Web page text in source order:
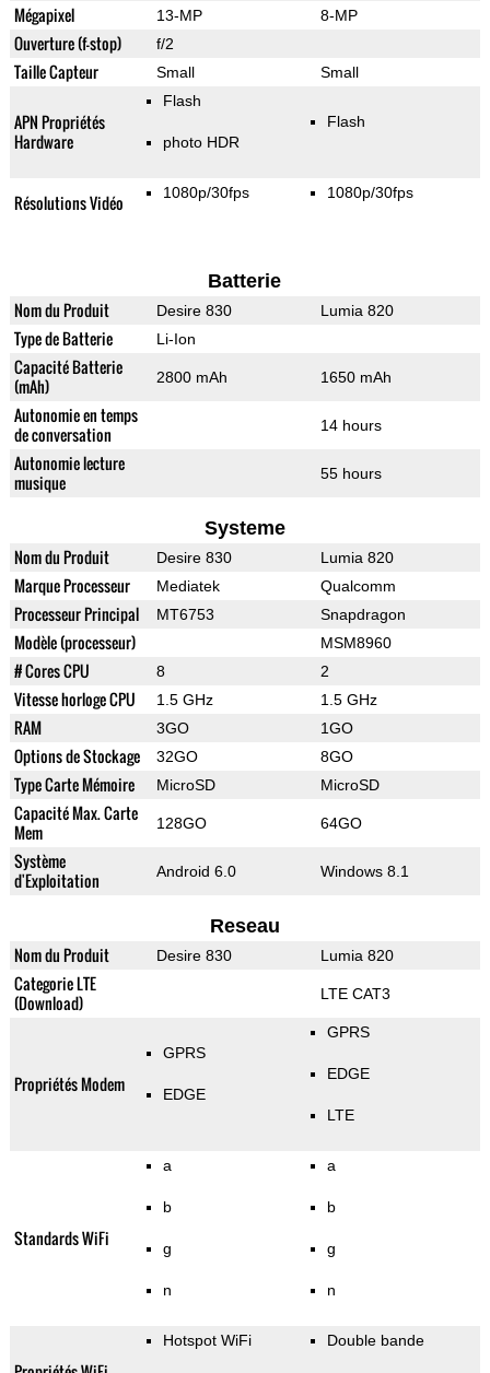
Mégapixel 13-MP 8-MP
Ouverture (f-stop) f/2
Taille Capteur Small Small
APN Propriétés
Hardware
Flash
photo HDR
Flash
Résolutions Vidéo 1080p/30fps 1080p/30fps
Batterie
Nom du Produit Desire 830 Lumia 820
Type de Batterie Li-Ion
Capacité Batterie
(mAh)
2800 mAh 1650 mAh
Autonomie en temps
de conversation
14 hours
Autonomie lecture
musique
55 hours
Systeme
Nom du Produit Desire 830 Lumia 820
Marque Processeur Mediatek Qualcomm
Processeur Principal MT6753 Snapdragon
Modèle (processeur) MSM8960
# Cores CPU 8 2
Vitesse horloge CPU 1.5 GHz 1.5 GHz
RAM 3GO 1GO
Options de Stockage 32GO 8GO
Type Carte Mémoire MicroSD MicroSD
Capacité Max. Carte
Mem
128GO 64GO
Système
d'Exploitation
Android 6.0 Windows 8.1
Reseau
Nom du Produit Desire 830 Lumia 820
Categorie LTE
(Download)
LTE CAT3
Propriétés Modem
GPRS
EDGE
GPRS
EDGE
LTE
Standards WiFi
a
b
g
n
a
b
g
n
Hotspot WiFi Double bande